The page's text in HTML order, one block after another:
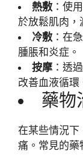
熱敷 ：使
於放鬆肌肉，
冷敷 ：在
腫脹和炎症。
按摩 ：透
改善血液循環
藥物
在某些情況下
痛。常見的藥